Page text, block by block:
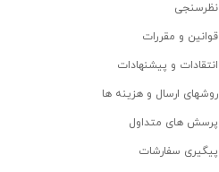
نظرسنجی
قوانین و مقررات
انتقادات و پیشنهادات
روشهای ارسال و هزینه ها
پرسش های متداول
پیگیری سفارشات